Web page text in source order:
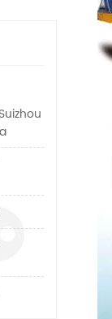
тяги.